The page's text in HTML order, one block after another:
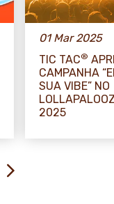
01 Mar 2025
TIC TAC®
CAMPANHA
SUA VIBE” NO
2025